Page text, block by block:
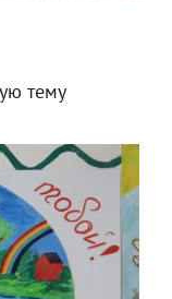
тему